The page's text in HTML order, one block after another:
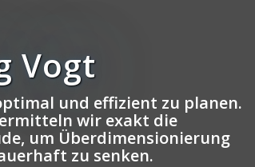
Vogt
und effizient zu planen.
wir exakt die
um Überdimensionierung
zu senken.